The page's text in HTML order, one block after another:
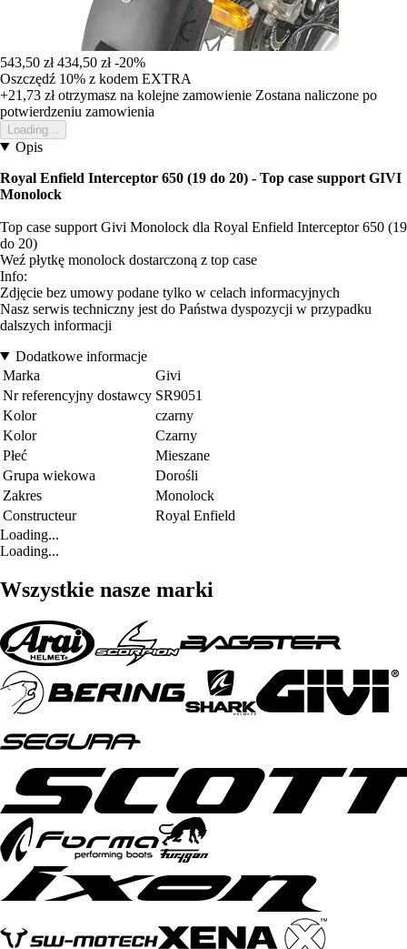
543,50 zł 434,50 zł -20%
Oszczędź 10% z kodem EXTRA
+21,73 złotrzymasz na kolejne zamowienie Zostana naliczone po
potwierdzeniu zamowienia
Loading...
Opis
Royal Enfield Interceptor 650 (19 do 20) - Top case support GIVI
Monolock
Top case support Givi Monolock dla Royal Enfield Interceptor 650 (19
do 20)
Weź płytkę monolock dostarczoną z top case
Info:
Zdjęcie bez umowy podane tylko w celach informacyjnych
Nasz serwis techniczny jest do Państwa dyspozycji w przypadku
dalszych informacji
Dodatkowe informacje
Marka
Givi
Nr referencyjny dostawcy SR9051
Kolor
czarny
Kolor
Czarny
Płeć
Mieszane
Grupa wiekowa
Dorośli
Zakres
Monolock
Constructeur
Royal Enfield
Loading...
Loading...
Wszystkie nasze marki